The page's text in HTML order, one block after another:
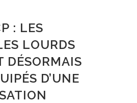
: LES
LOURDS
DÉSORMAIS
D’UNE